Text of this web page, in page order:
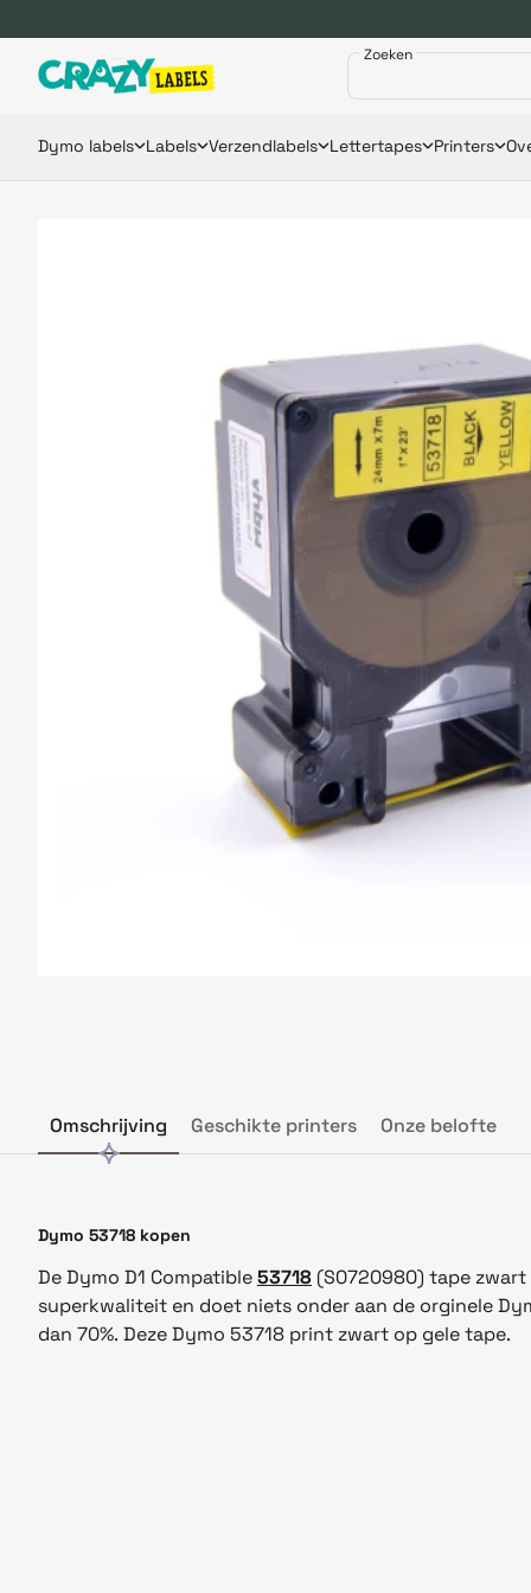
Zoeken
Dymo labels Labels Verzendlabels Lettertapes Printers
Omschrijving Geschikte printers Onze belofte
Dymo 53718 kopen
De Dymo D1 Compatible53718 (S0720980) tape zwart
superkwaliteit en doet niets onder aan de orginele
dan 70%. Deze Dymo 53718 print zwart op gele tape.